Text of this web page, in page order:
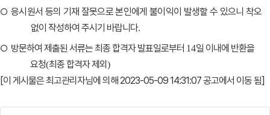
○ 응시원서 등의 기재 잘못으로 본인에게 불이익이 발생할 수 있으니 착오
없이 작성하여 주시기 바랍니다.
○ 방문하여 제출된 서류는 최종 합격자 발표일로부터 14일 이내에 반환을
요청(최종 합격자 제외 )
[이 게시물은 최고관리자님에 의해 2023-05-09 14:31:07 공고에서 이동 됨]